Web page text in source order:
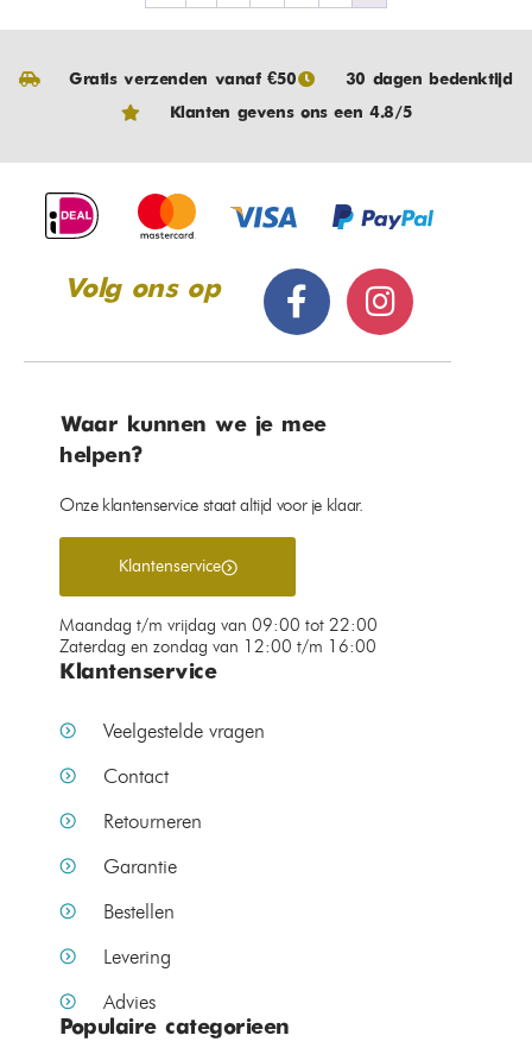
Gratis verzenden vanaf €50
30 dagen bedenktijd
Klanten gevens ons een 4.8/5
Volg ons op
Waar kunnen we je mee
helpen?
Onze klantenservice staat altijd voor je klaar.
Klantenservice
Maandag t/m vrijdag van 09:00 tot 22:00
Zaterdag en zondag van 12:00 t/m 16:00
Klantenservice
Veelgestelde vragen
Contact
Retourneren
Garantie
Bestellen
Levering
Advies
Populaire categorieen